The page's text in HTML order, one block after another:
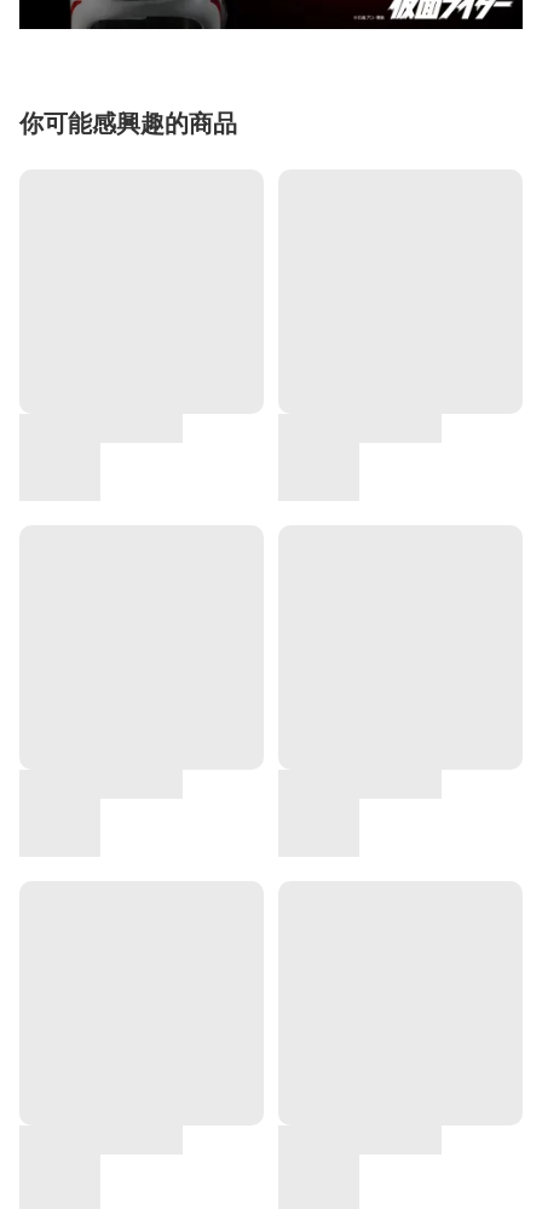
你可能感興趣的商品